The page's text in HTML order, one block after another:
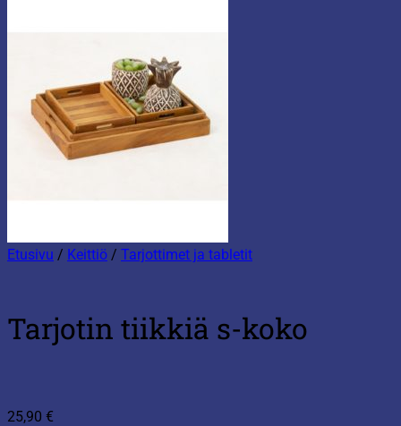
Etusivu / Keittiö / Tarjottimet ja tabletit
Tarjotin tiikkiä s-koko
25,90 €